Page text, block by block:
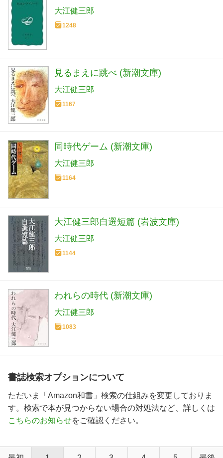
大江健三郎
1248
見るまえに跳べ (新潮文庫)
大江健三郎
1167
同時代ゲーム (新潮文庫)
大江健三郎
1164
大江健三郎自選短篇 (岩波文庫)
大江健三郎
1144
われらの時代 (新潮文庫)
大江健三郎
1083
書誌検索オプションについて
ただいま「Amazon和書」検索の仕組みを変更しておりま
す。検索で本が見つからない場合の対処法など、詳しくは
こちらのお知らせをご確認ください。